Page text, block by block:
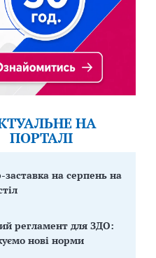
НА
ПОРТАЛІ
заставка на серпень на
регламент для ЗДО:
нові норми